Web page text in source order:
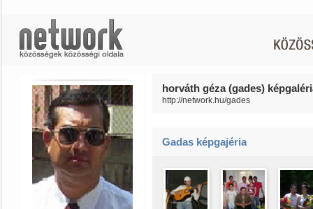
horváth géza (gades)
http://network.hu/gades
Gadas képgajéria